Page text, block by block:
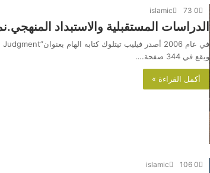
islamic 0
الدراسات المستقبلية والاستبداد
ويقع في 344 صفحة.…
أكمل القراءة »
islamic 0